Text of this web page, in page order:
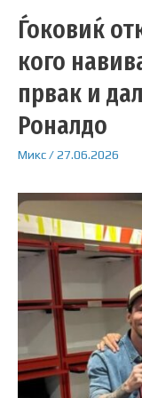
Ѓоковиќ
кого
првак и
Роналдо
Микс/27.06.2026